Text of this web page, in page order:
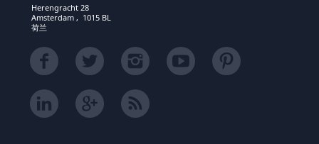
Herengracht 28
Amsterdam , 1015 BL
荷兰